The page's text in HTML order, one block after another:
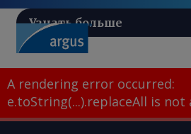
Узнать больше
A rendering error occurred:
e.toString(...).replaceAll is